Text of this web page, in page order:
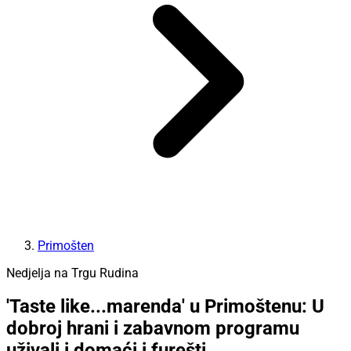
Primošten
Nedjelja na Trgu Rudina
'Taste like...marenda' u Primoštenu: U
dobroj hrani i zabavnom programu